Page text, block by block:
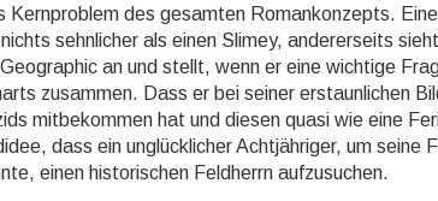
Kern­pro­blem des gesamten Roman­kon­zepts.
sehn­licher als einen Slimey, an­derer­seits
an und stellt, wenn er eine wich­tige
zu­sam­men. Dass er bei seiner er­staun­lichen
mit­be­kom­men hat und diesen quasi wie eine
dass ein un­glück­li­cher Acht­jähriger, um seine
einen his­to­ri­schen Feld­herrn aufzusuchen.